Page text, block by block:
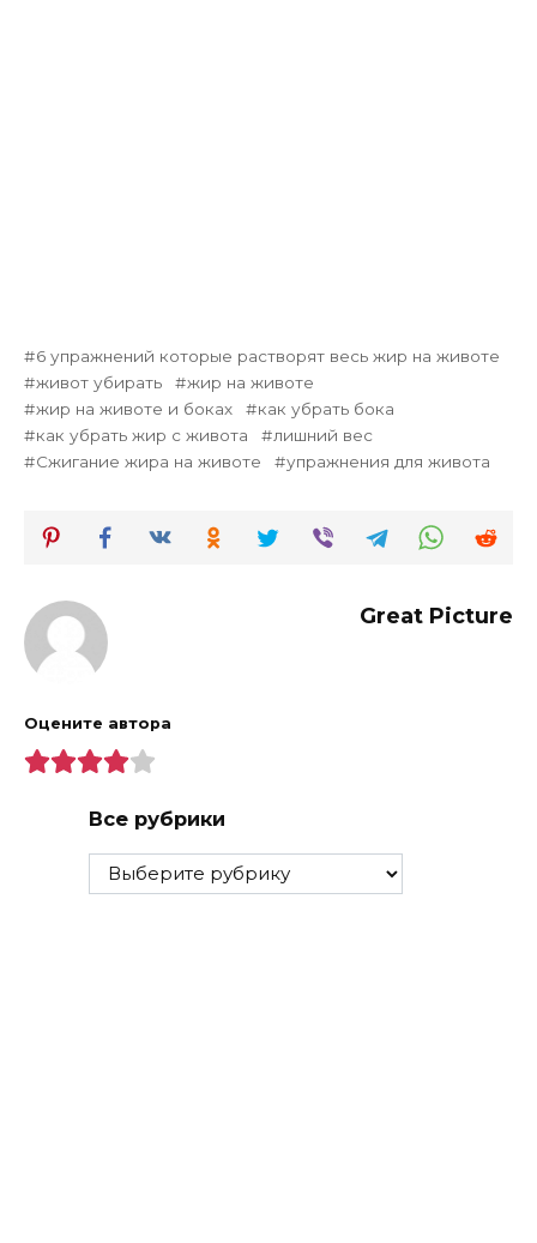
6 упражнений которые растворят весь жир на животе
живот убирать
жир на животе
жир на животе и боках
как убрать бока
как убрать жир с живота
лишний вес
Сжигание жира на животе
упражнения для живота
Great Picture
Оцените автора
Все рубрики
Все
рубрики